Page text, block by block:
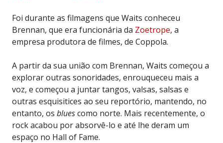
Foi durante as filmagens que Waits conheceu
Brennan, que era funcionária da Zoetrope, a
empresa produtora de filmes, de Coppola.
A partir da sua união com Brennan, Waits começou a
explorar outras sonoridades, enrouqueceu mais a
voz, e começou a juntar tangos, valsas, salsas e
outras esquisitices ao seu reportório, mantendo, no
entanto, os bluescomo norte. Mais recentemente, o
rock acabou por absorvê-lo e até lhe deram um
espaço no Hall of Fame.